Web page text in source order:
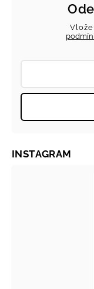
INSTAGRAM